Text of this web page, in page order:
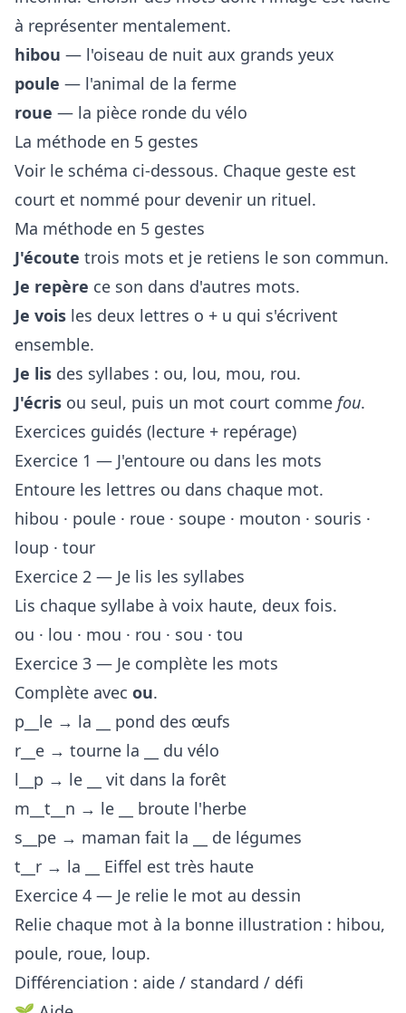
à représenter mentalement.
hibou — l'oiseau de nuit aux grands yeux
poule — l'animal de la ferme
roue — la pièce ronde du vélo
La méthode en 5 gestes
Voir le schéma ci-dessous. Chaque geste est
court et nommé pour devenir un rituel.
Ma méthode en 5 gestes
J'écoute trois mots et je retiens le son commun.
Je repère ce son dans d'autres mots.
Je vois les deux lettres o + u qui s'écrivent
ensemble.
Je lis des syllabes : ou, lou, mou, rou.
J'écris ou seul, puis un mot court comme fou.
Exercices guidés (lecture + repérage)
Exercice 1 — J'entoure ou dans les mots
Entoure les lettres ou dans chaque mot.
hibou · poule · roue · soupe · mouton · souris ·
loup · tour
Exercice 2 — Je lis les syllabes
Lis chaque syllabe à voix haute, deux fois.
ou · lou · mou · rou · sou · tou
Exercice 3 — Je complète les mots
Complète avec ou.
p__le → la __ pond des œufs
r__e → tourne la __ du vélo
l__p → le __ vit dans la forêt
m__t__n → le __ broute l'herbe
s__pe → maman fait la __ de légumes
t__r → la __ Eiffel est très haute
Exercice 4 — Je relie le mot au dessin
Relie chaque mot à la bonne illustration : hibou,
poule, roue, loup.
Différenciation : aide / standard / défi